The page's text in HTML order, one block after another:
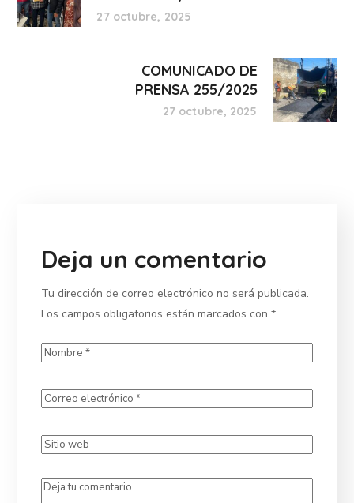
27 octubre, 2025
COMUNICADO DE
PRENSA 255/2025
27 octubre, 2025
Deja un comentario
Tu dirección de correo electrónico no será publicada.
Los campos obligatorios están marcados con*